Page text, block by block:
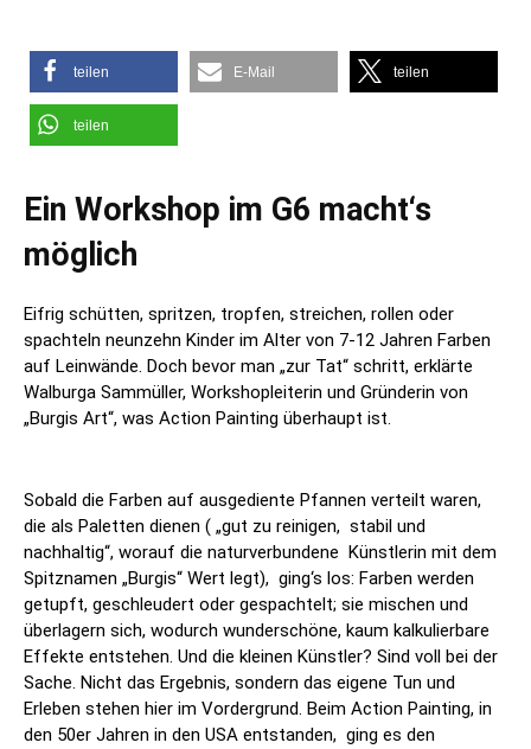
teilen E-Mail teilen
teilen
Ein Workshop im G6 macht‘s
möglich
Eifrig schütten, spritzen, tropfen, streichen, rollen oder
spachteln neunzehn Kinder im Alter von 7-12 Jahren Farben
auf Leinwände. Doch bevor man „zur Tat“ schritt, erklärte
Walburga Sammüller, Workshopleiterin und Gründerin von
„Burgis Art“, was Action Painting überhaupt ist.
Sobald die Farben auf ausgediente Pfannen verteilt waren,
die als Paletten dienen ( „gut zu reinigen, stabil und
nachhaltig“, worauf die naturverbundene Künstlerin mit dem
Spitznamen „Burgis“ Wert legt), ging‘s los: Farben werden
getupft, geschleudert oder gespachtelt; sie mischen und
überlagern sich, wodurch wunderschöne, kaum kalkulierbare
Effekte entstehen. Und die kleinen Künstler? Sind voll bei der
Sache. Nicht das Ergebnis, sondern das eigene Tun und
Erleben stehen hier im Vordergrund. Beim Action Painting, in
den 50er Jahren in den USA entstanden, ging es den